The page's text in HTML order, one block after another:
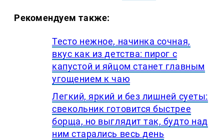
Рекомендуем также:
Тесто нежное, начинка сочная,
вкус как из детства: пирог с
капустой и яйцом станет главным
угощением к чаю
Легкий, яркий и без лишней суеты:
свекольник готовится быстрее
борща, но выглядит так, будто над
ним старались весь день